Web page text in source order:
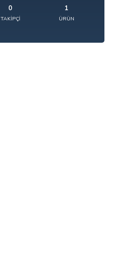
0
TAKIPÇI
1
ÜRÜN